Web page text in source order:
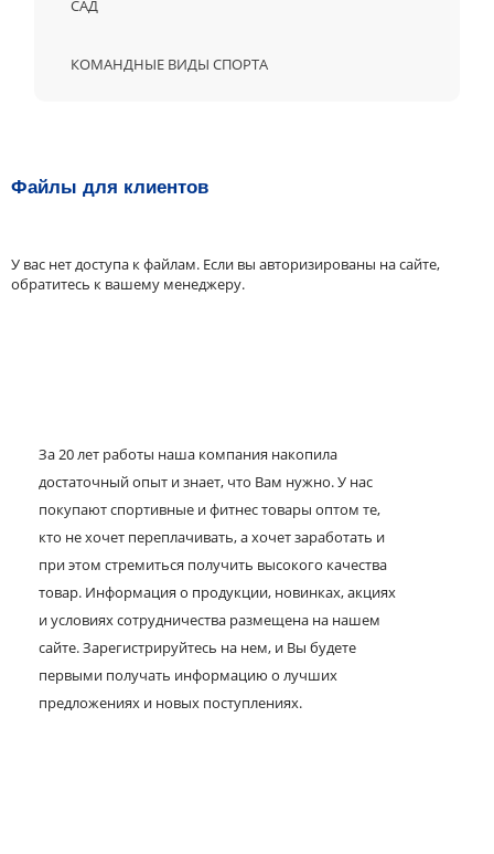
САД
КОМАНДНЫЕ ВИДЫ СПОРТА
Файлы для клиентов
У вас нет доступа к файлам. Если вы авторизированы на сайте,
обратитесь к вашему менеджеру.
За 20 лет работы наша компания накопила
достаточный опыт и знает, что Вам нужно. У нас
покупают спортивные и фитнес товары оптом те,
кто не хочет переплачивать, а хочет заработать и
при этом стремиться получить высокого качества
товар. Информация о продукции, новинках, акциях
и условиях сотрудничества размещена на нашем
сайте. Зарегистрируйтесь на нем, и Вы будете
первыми получать информацию о лучших
предложениях и новых поступлениях.